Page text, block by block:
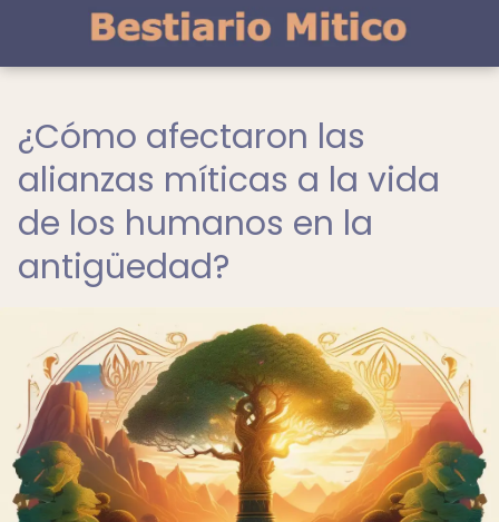
¿Cómo afectaron las
alianzas míticas a la vida
de los humanos en la
antigüedad?